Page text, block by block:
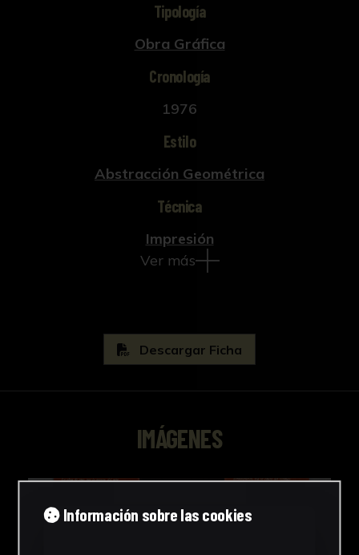
Tipología
Obra Gráfica
Cronología
1976
Estilo
Abstracción Geométrica
Técnica
Impresión
Ver más
Descargar Ficha
IMÁGENES
Información sobre las cookies